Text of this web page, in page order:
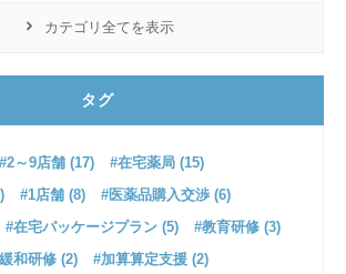
カテゴリ全てを表示
タグ
#2～9店舗 (17)
#在宅薬局 (15)
#1店舗 (8)
#医薬品購入交渉 (6)
#在宅パッケージプラン (5)
#教育研修 (3)
和研修 (2)
#加算算定支援 (2)